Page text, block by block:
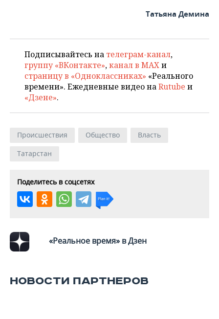
Татьяна Демина
Подписывайтесь на телеграм-канал,
группу «ВКонтакте»,канал в MAXи
страницу в «Одноклассниках» «Реального
времени». Ежедневные видео наRutube и
«Дзене».
Происшествия Общество
Власть
Татарстан
Поделитесь в соцсетях
«Реальное время» в Дзен
НОВОСТИ ПАРТНЕРОВ